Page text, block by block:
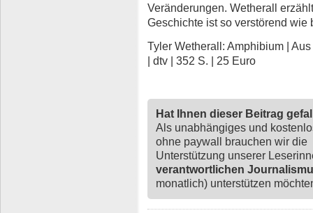
Veränderungen. Wetherall
Geschichte ist so verstörend wie
Tyler Wetherall: Amphibium |
| dtv | 352 S. | 25 Euro
Hat Ihnen dieser Beitrag
Als unabhängiges und
ohne paywall brauchen wir die
Unterstützung unserer
verantwortlichen
monatlich) unterstützen